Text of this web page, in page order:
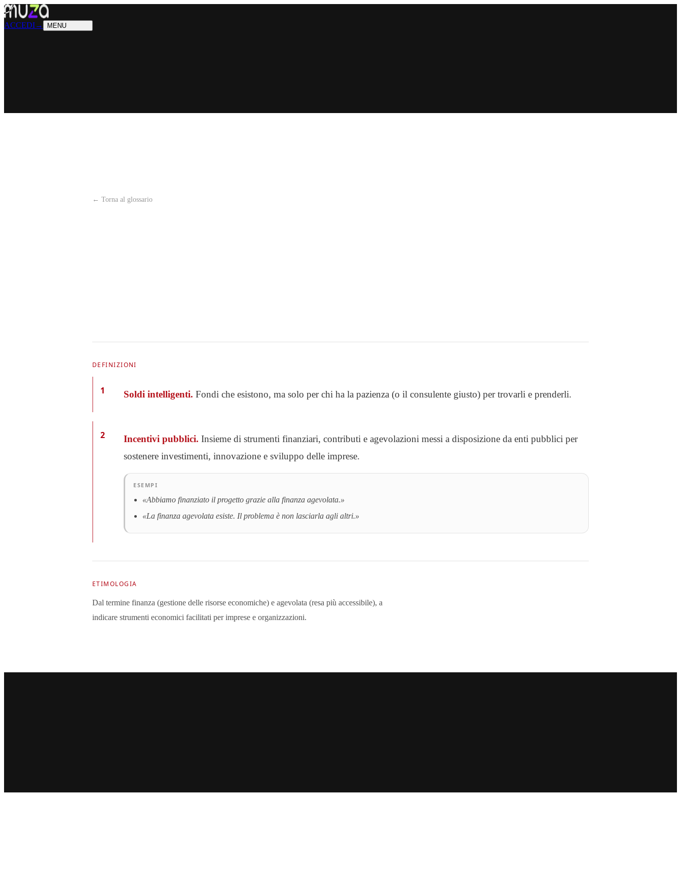
ACCEDI→ MENU
PRODOTTI Cosa sappiamo fare
SOLUZIONIChi possiamo aiutare
← Torna al glossario
DEFINIZIONI
1 Soldi intelligenti. Fondi che esistono, ma solo per chi ha la pazienza (o il consulente giusto) per trovarli e prenderli.
2 Incentivi pubblici. Insieme di strumenti finanziari, contributi e agevolazioni messi a disposizione da enti pubblici per
sostenere investimenti, innovazione e sviluppo delle imprese.
ESEMPI
«Abbiamo finanziato il progetto grazie alla finanza agevolata.»
«La finanza agevolata esiste. Il problema è non lasciarla agli altri.»
ETIMOLOGIA
Dal termine finanza (gestione delle risorse economiche) e agevolata (resa più accessibile), a
indicare strumenti economici facilitati per imprese e organizzazioni.